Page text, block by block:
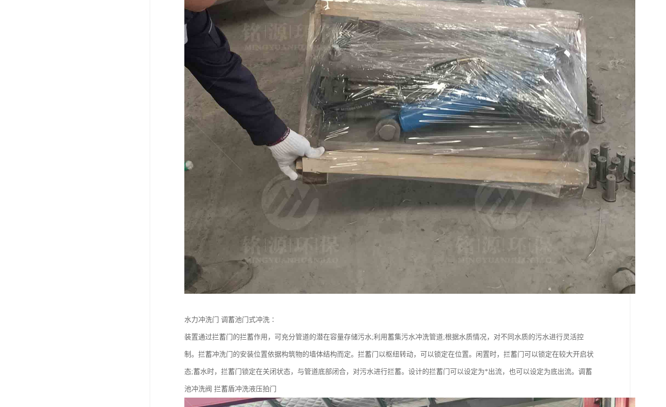
水力冲洗门 调蓄池门式冲洗∶
装置通过拦蓄门的拦蓄作用，可充分管道的潜在容量存储污水;利用蓄集污水冲洗管道;根据水质情况，对不同水质的污水进行灵活控
制。拦蓄冲洗门的安装位置依据构筑物的墙体结构而定。拦蓄门以枢纽转动，可以锁定在位置。闲置时，拦蓄门可以锁定在较大开启状
态;蓄水时，拦蓄门锁定在关闭状态，与管道底部闭合，对污水进行拦蓄。设计的拦蓄门可以设定为*出流，也可以设定为底出流。调蓄
池冲洗阀 拦蓄盾冲洗液压拍门